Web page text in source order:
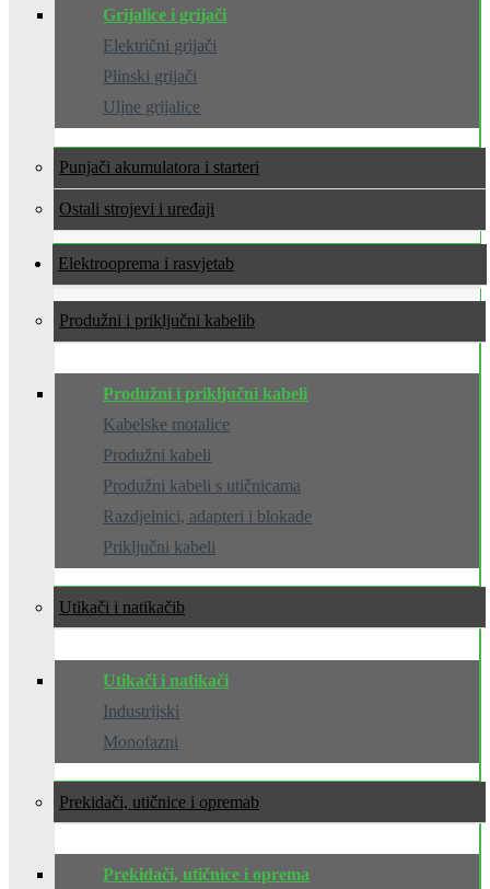
Grijalice i grijači
Električni grijači
Plinski grijači
Uljne grijalice
Punjači akumulatora i starteri
Ostali strojevi i uređaji
Elektrooprema i rasvjeta
Produžni i priključni kabeli
Produžni i priključni kabeli
Kabelske motalice
Produžni kabeli
Produžni kabeli s utičnicama
Razdjelnici, adapteri i blokade
Priključni kabeli
Utikači i natikači
Utikači i natikači
Industrijski
Monofazni
Prekidači, utičnice i oprema
Prekidači, utičnice i oprema